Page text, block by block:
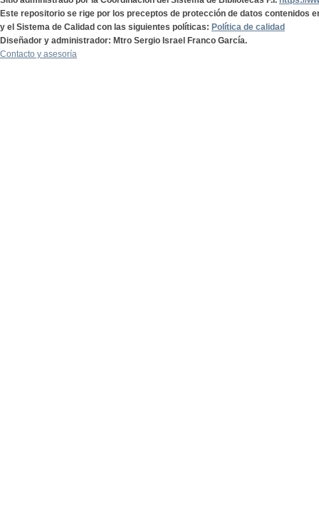
Este repositorio se rige por los preceptos de protección de datos contenidos
y el Sistema de Calidad con las siguientes políticas: Política de calidad
Diseñador y administrador: Mtro Sergio Israel Franco García.
Contacto y asesoría